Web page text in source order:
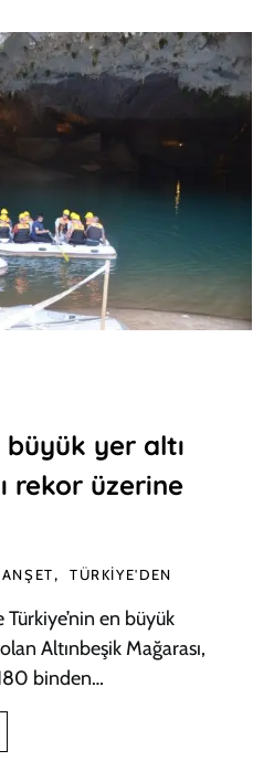
büyük yer altı
rekor üzerine
TÜRKIYE'DEN
en büyük
Altınbeşik Mağarası,
binden…